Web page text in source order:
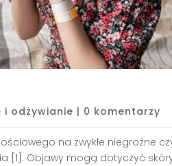
i odżywianie | 0 komentarzy
na zwykle niegroźne
Objawy mogą dotyczyć